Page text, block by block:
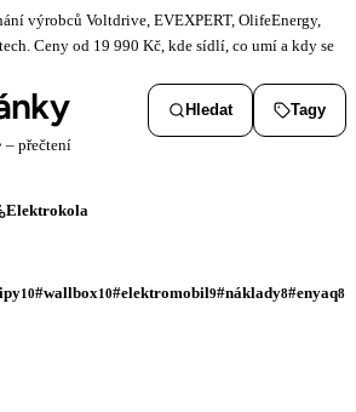
výrobců Voltdrive, EVEXPERT, OlifeEnergy,
Ceny od 19 990 Kč, kde sídlí, co umí a kdy se
– přečtení
Hledat Tagy
Elektrokola
10#wallbox10#elektromobil9#náklady8#enyaq8